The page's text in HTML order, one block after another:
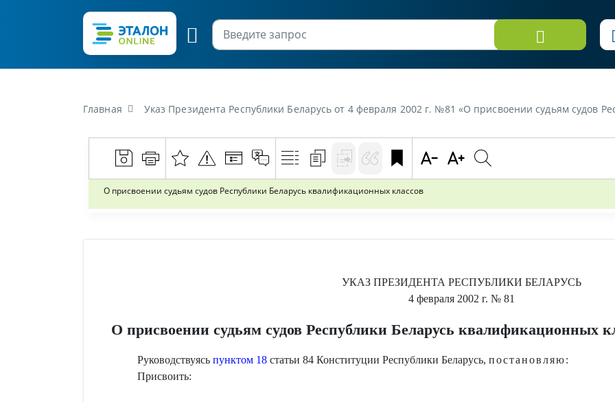
Главная Указ Президента Республики Беларусь от 4 февраля 2002 г. №81 «О присвоении судьям судов
О присвоении судьям судов Республики Беларусь квалификационных классов
УКАЗ ПРЕЗИДЕНТА РЕСПУБЛИКИ БЕЛАРУСЬ
4 февраля 2002 г. № 81
О присвоении судьям судов Республики Беларусь квалификационных
Руководствуясь пунктом 18статьи 84 Конституции Республики Беларусь, постановляю:
Присвоить: